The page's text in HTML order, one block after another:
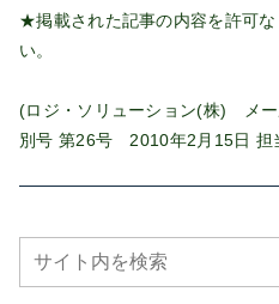
★掲載された記事の内容を許可
い。
(ロジ・ソリューション(株) メ
別号 第26号 2010年2月15日 担